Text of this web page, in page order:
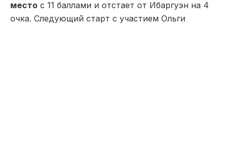
место с 11 баллами и отстает от Ибаргуэн на 4
очка. Следующий старт с участием Ольги